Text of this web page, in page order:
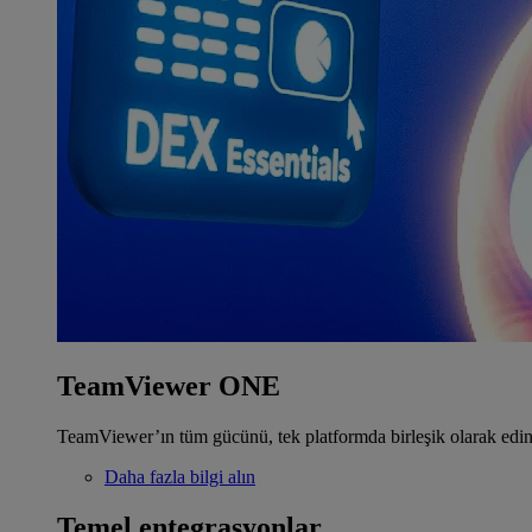
TeamViewer ONE
TeamViewer’ın tüm gücünü, tek platformda birleşik olarak
Daha fazla bilgi alın